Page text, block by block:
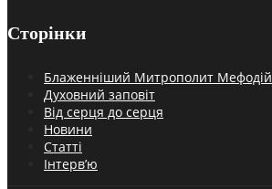
Сторінки
Блаженніший Митрополит Мефодій
Духовний заповіт
Від серця до серця
Новини
Статті
Інтерв’ю